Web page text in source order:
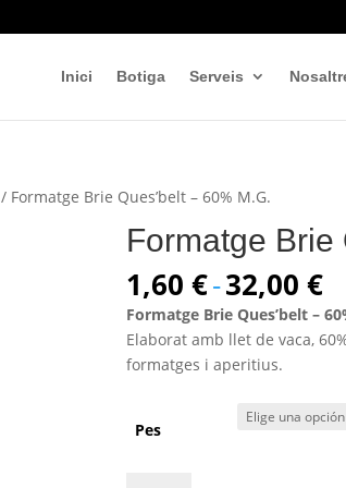
Inici Botiga Serveis
/ Formatge Brie Ques’belt – 60% M.G.
Formatge Brie
1,60 €-32,00 €
Formatge Brie Ques’belt –
Elaborat amb llet de vaca,
formatges i aperitius.
Pes